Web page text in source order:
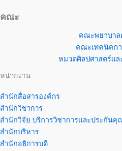
คณะ
คณะพยาบาล
คณะเทคนิคก
หมวดศิลปศาสตร์แล
หน่วยงาน
สำนักสื่อสารองค์กร
สำนักวิชาการ
สำนักวิจัย บริการวิชาการและประกัน
สำนักบริหาร
สำนักอธิการบดี